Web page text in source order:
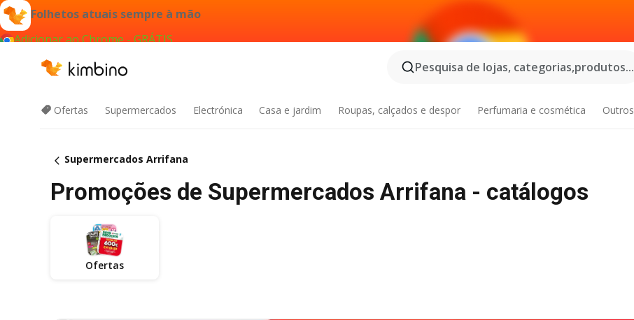
Folhetos atuais sempre à mão
Adicionar ao Chrome - GRÁTIS
Pesquisa de lojas, categorias,produtos...
Ofertas Supermercados Electrónica Casa e jardim Roupas, calçados e despor Perfumaria e cosmética Outros
Supermercados Arrifana
Promoções de Supermercados Arrifana - catálogos
Ofertas